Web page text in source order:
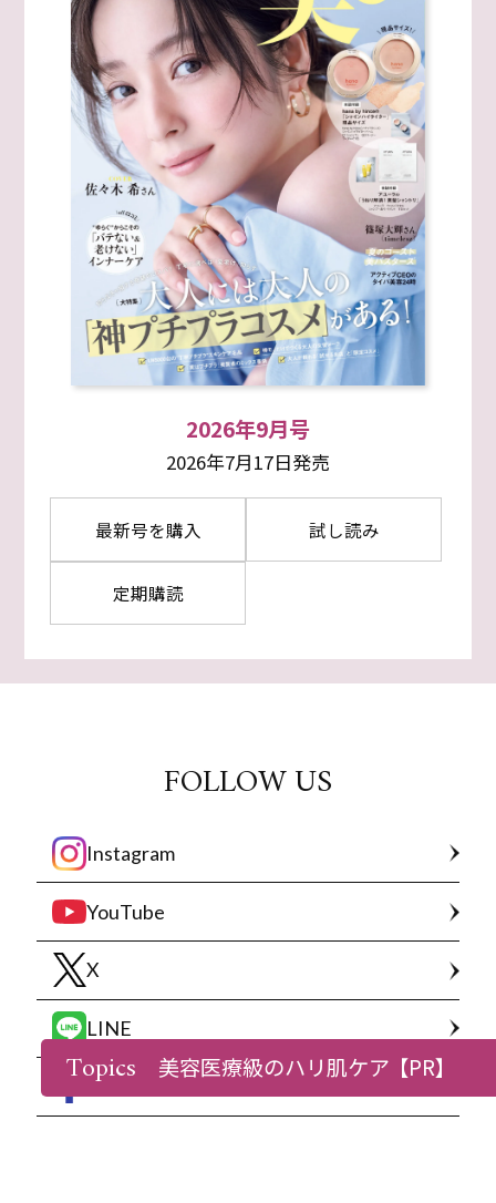
2026年9月号
2026年7月17日発売
最新号を購入 試し読み
定期購読
FOLLOW US
Instagram
YouTube
X
LINE
Facebook
Topics 美容医療級のハリ肌ケア【PR】